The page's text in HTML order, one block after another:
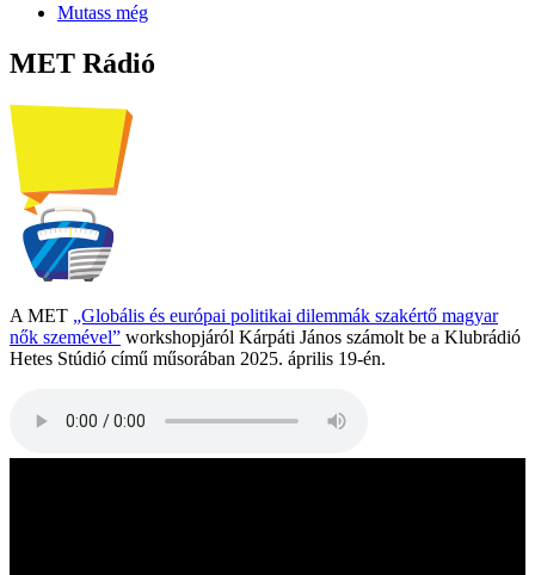
Mutass még
MET Rádió
A MET „Globális és európai politikai dilemmák szakértő magyar
nők szemével” workshopjáról Kárpáti János számolt be a Klubrádió
Hetes Stúdió című műsorában 2025. április 19-én.